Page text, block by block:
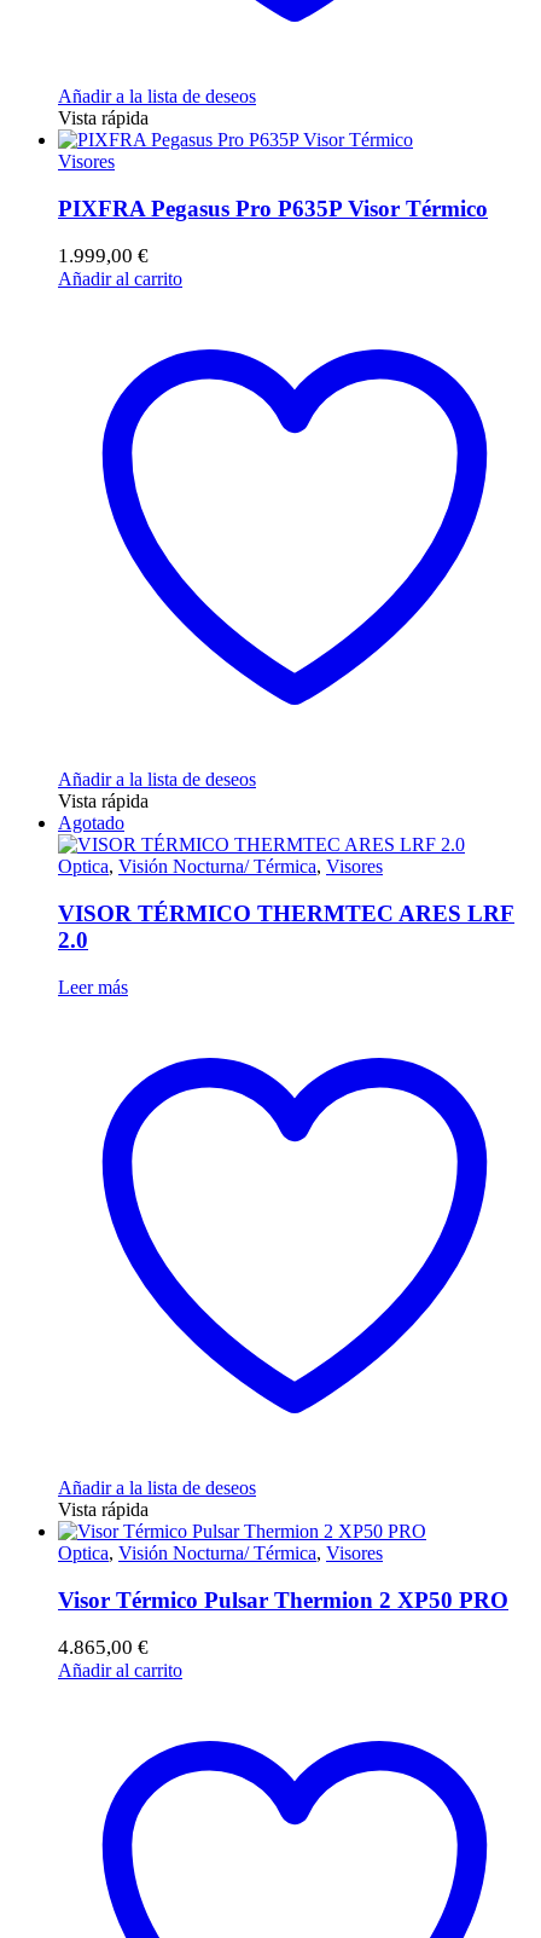
Añadir a la lista de deseos
Vista rápida
Visores
PIXFRA Pegasus Pro P635P Visor Térmico
1.999,00 €
Añadir al carrito
Añadir a la lista de deseos
Vista rápida
Agotado
Optica, Visión Nocturna/ Térmica, Visores
VISOR TÉRMICO THERMTEC ARES LRF
2.0
Leer más
Añadir a la lista de deseos
Vista rápida
Optica, Visión Nocturna/ Térmica, Visores
Visor Térmico Pulsar Thermion 2 XP50 PRO
4.865,00 €
Añadir al carrito